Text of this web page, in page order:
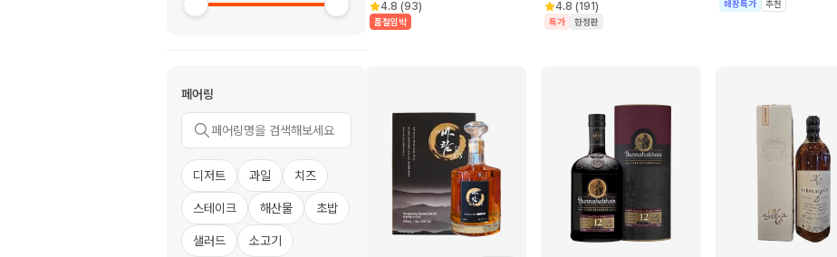
페어링
디저트 과일 치즈
스테이크 해산물 초밥
샐러드 소고기
4.8 (93)
품절임박
4.8 (191)
특가 한정판
매장특가 추천